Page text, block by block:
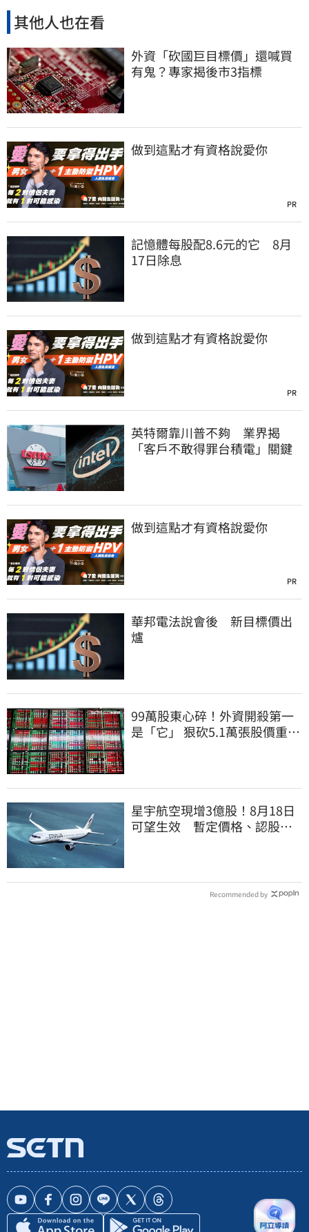
其他人也在看
外資「砍國巨目標價」還喊買
有鬼？專家揭後市3指標
做到這點才有資格說愛你
PR
記憶體每股配8.6元的它 8月
17日除息
做到這點才有資格說愛你
PR
英特爾靠川普不夠 業界揭
「客戶不敢得罪台積電」關鍵
做到這點才有資格說愛你
PR
華邦電法說會後 新目標價出
爐
99萬股東心碎！外資開殺第一
是「它」 狠砍5.1萬張股價重挫
星宇航空現增3億股！8月18日
可望生效 暫定價格、認股規
Recommended by